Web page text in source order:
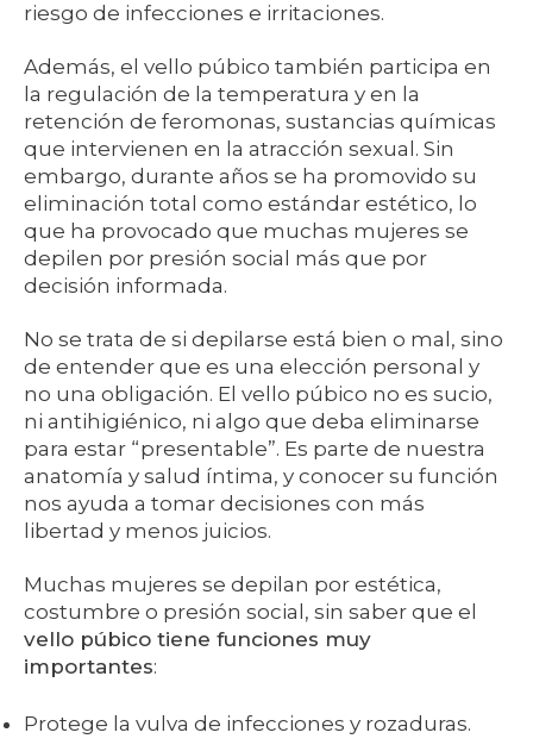
riesgo de infecciones e irritaciones.
Además, el vello púbico también participa en
la regulación de la temperatura y en la
retención de feromonas, sustancias químicas
que intervienen en la atracción sexual. Sin
embargo, durante años se ha promovido su
eliminación total como estándar estético, lo
que ha provocado que muchas mujeres se
depilen por presión social más que por
decisión informada.
No se trata de si depilarse está bien o mal, sino
de entender que es una elección personal y
no una obligación. El vello púbico no es sucio,
ni antihigiénico, ni algo que deba eliminarse
para estar “presentable”. Es parte de nuestra
anatomía y salud íntima, y conocer su función
nos ayuda a tomar decisiones con más
libertad y menos juicios.
Muchas mujeres se depilan por estética,
costumbre o presión social, sin saber que el
vello púbico tiene funciones muy
importantes:
Protege la vulva de infecciones y rozaduras.